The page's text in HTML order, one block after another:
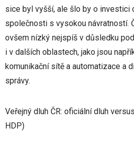
sice byl vyšší, ale šlo by o investici
společnosti s vysokou návratností.
ovšem nízký nejspíš v důsledku
i v dalších oblastech, jako jsou
komunikační sítě a automatizace a
správy.
Veřejný dluh ČR: oficiální dluh
HDP)